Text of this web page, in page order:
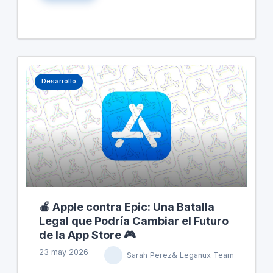
AI no mejoran su experiencia de búsqueda.
Desarrollo
🍎 Apple contra Epic: Una Batalla
Legal que Podría Cambiar el Futuro
de la App Store 🎮
23 may 2026 Sarah Perez& Leganux Team